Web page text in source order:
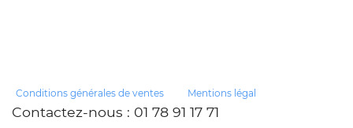
Conditions générales de ventes Mentions légal
Contactez-nous : 01 78 91 17 71